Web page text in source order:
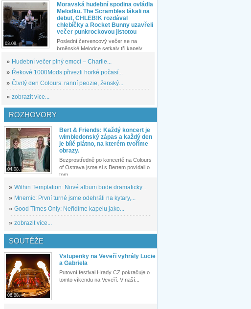
03.08.
Moravská hudební spodina ovládla
Melodku. The Scrambles lákali na
debut, CHLEB!K rozdával
chlebíčky a Rocket Bunny uzavřeli
večer punkrockovou jistotou
Poslední červencový večer se na
brněnské Melodce setkaly tři kapely...
» Hudební večer plný emocí – Charlie...
» Řekové 1000Mods přivezli horké počasí...
» Čtvrtý den Colours: ranní peozie, ženský...
» zobrazit více...
ROZHOVORY
04.08.
Bert & Friends: Každý koncert je
wimbledonský zápas a každý den
je bílé plátno, na kterém tvoříme
obrazy.
Bezprostředně po koncertě na Colours
of Ostrava jsme si s Bertem povídali o
tom,...
» Within Temptation: Nové album bude dramaticky...
» Mnemic: První turné jsme odehráli na kytary,...
» Good Times Only: Neřídíme kapelu jako...
» zobrazit více...
SOUTĚŽE
06.08.
Vstupenky na Veveří vyhrály Lucie
a Gabriela
Putovní festival Hrady CZ pokračuje o
tomto víkendu na Veveří. V naší...